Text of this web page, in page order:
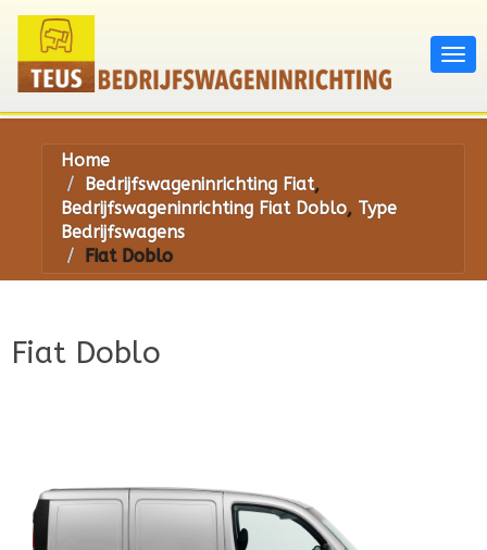
Home
Bedrijfswageninrichting Fiat,
Bedrijfswageninrichting Fiat Doblo, Type
Bedrijfswagens
Fiat Doblo
Fiat Doblo